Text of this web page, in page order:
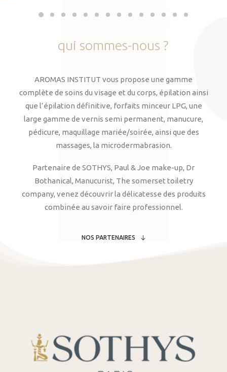
qui sommes-nous ?
AROMAS INSTITUT vous propose une gamme
complète de soins du visage et du corps, épilation ainsi
que l’épilation définitive, forfaits minceur LPG, une
large gamme de vernis semi permanent, manucure,
pédicure, maquillage mariée/soirée, ainsi que des
massages, la microdermabrasion.
Partenaire de SOTHYS, Paul & Joe make-up, Dr
Bothanical, Manucurist, The somerset toiletry
company, venez découvrir la délicatesse des produits
combinée au savoir faire professionnel.
NOS PARTENAIRES